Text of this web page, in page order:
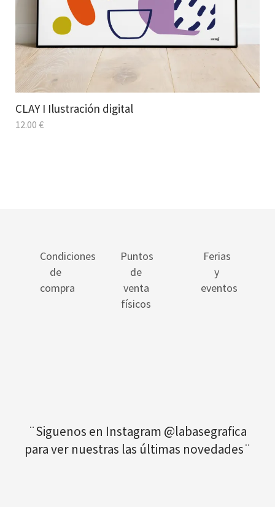
CLAY I Ilustración digital
12.00 €
Condiciones
de
compra
Puntos
de
venta
físicos
Ferias
y
eventos
¨Siguenos en Instagram @labasegrafica
para ver nuestras las últimas novedades¨